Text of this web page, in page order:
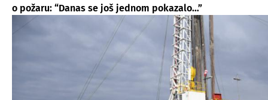
o požaru: “Danas se još jednom pokazalo…”